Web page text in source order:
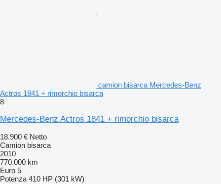
camion bisarca Mercedes-Benz
Actros 1841 + rimorchio bisarca
8
Mercedes-Benz Actros 1841 + rimorchio bisarca
18.900 € Netto
Camion bisarca
2010
770.000 km
Euro 5
Potenza 410 HP (301 kW)